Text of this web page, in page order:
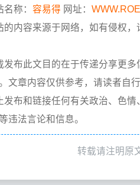
称： 容易得 网址：
的内容来源于网络，如有侵权，
发布此文目的在于传递分享更
文章内容仅供参考，请读者自
发布和链接任何有关政治、色
违法言论和信息。
转载请注明原